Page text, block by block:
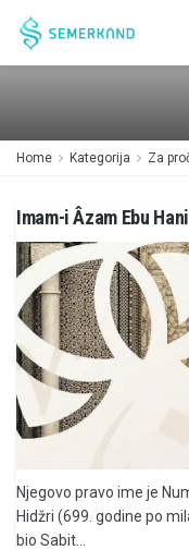
Home Kategorija Za
Imam-i Âzam Ebu
Njegovo pravo ime je
Hidžri (699. godine po
bio Sabit...